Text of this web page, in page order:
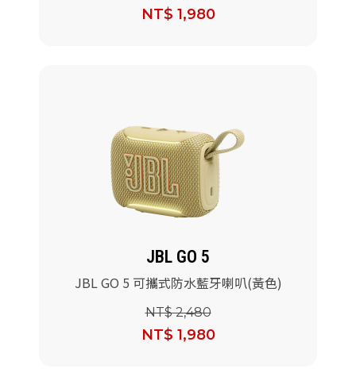
NT$ 1,980
JBL GO 5
JBL GO 5 可攜式防水藍牙喇叭(黃色)
NT$ 2,480
NT$ 1,980